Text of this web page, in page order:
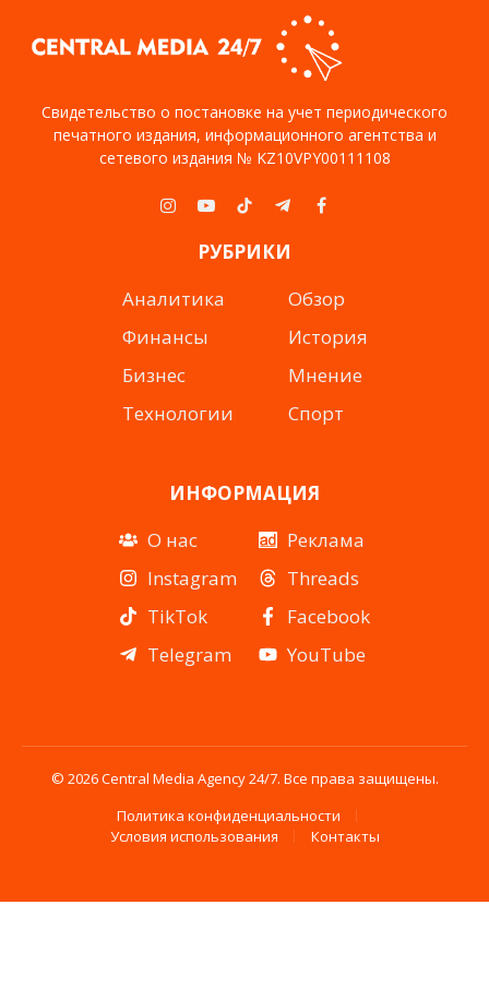
Свидетельство о постановке на учет периодического
печатного издания, информационного агентства и
сетевого издания № KZ10VPY00111108
Instagram
YouTubeTikTokTelegramFacebook
РУБРИКИ
Аналитика
Финансы
Бизнес
Технологии
Обзор
История
Мнение
Спорт
ИНФОРМАЦИЯ
О нас
Instagram
TikTok
Telegram
Реклама
Threads
Facebook
YouTube
© 2026 Central Media Agency 24/7. Все права защищены.
Политика конфиденциальности
Условия использования
Контакты